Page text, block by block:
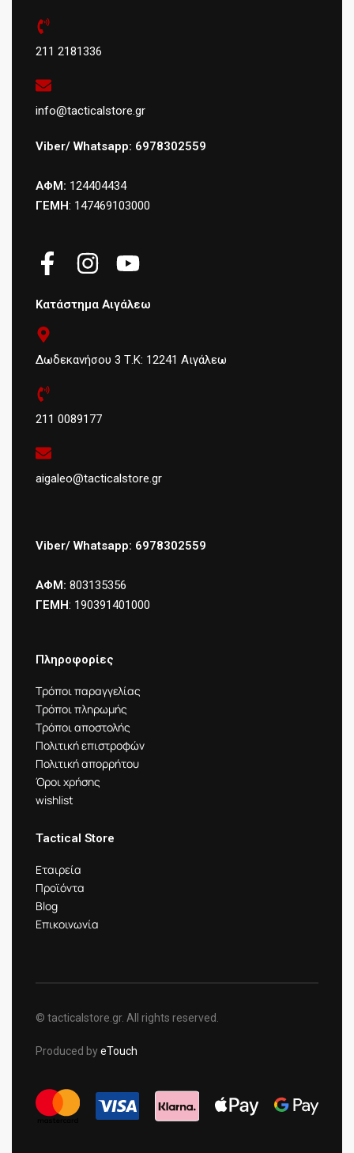
211 2181336
info@tacticalstore.gr
Viber/ Whatsapp: 6978302559
ΑΦΜ: 124404434
ΓΕΜΗ: 147469103000
Κατάστημα Αιγάλεω
Δωδεκανήσου 3 Τ.Κ: 12241 Αιγάλεω
211 0089177
aigaleo@tacticalstore.gr
Viber/ Whatsapp: 6978302559
ΑΦΜ: 803135356
ΓΕΜΗ: 190391401000
Πληροφορίες
Τρόποι παραγγελίας
Τρόποι πληρωμής
Τρόποι αποστολής
Πολιτική επιστροφών
Πολιτική απορρήτου
Όροι χρήσης
wishlist
Tactical Store
Εταιρεία
Προϊόντα
Blog
Επικοινωνία
© tacticalstore.gr. All rights reserved.
Produced byeTouch